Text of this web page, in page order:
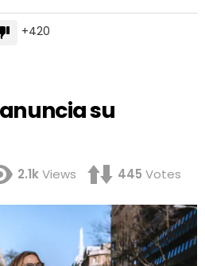
420
su
2.1kViews 445 Votes